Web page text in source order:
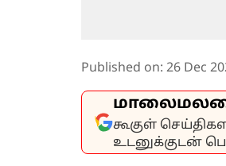
Published on: 26 Dec
கூகுள்
உடனுக்குடன்